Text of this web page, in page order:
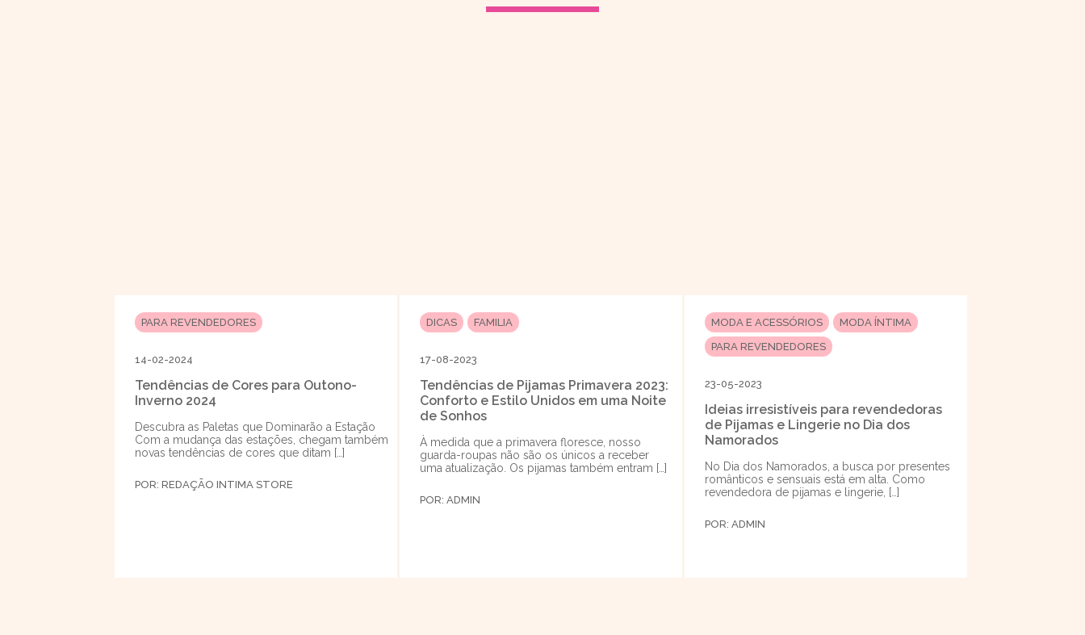
PARA REVENDEDORES
14-02-2024
Tendências de Cores para Outono-
Inverno 2024
Descubra as Paletas que Dominarão a Estação
Com a mudança das estações, chegam também
novas tendências de cores que ditam […]
POR: REDAÇÃO INTIMA STORE
DICAS FAMILIA
17-08-2023
Tendências de Pijamas Primavera 2023:
Conforto e Estilo Unidos em uma Noite
de Sonhos
À medida que a primavera floresce, nosso
guarda-roupas não são os únicos a receber
uma atualização. Os pijamas também entram […]
POR: ADMIN
MODA E ACESSÓRIOS
MODA ÍNTIMA
PARA REVENDEDORES
23-05-2023
Ideias irresistíveis para revendedoras
de Pijamas e Lingerie no Dia dos
Namorados
No Dia dos Namorados, a busca por presentes
românticos e sensuais está em alta. Como
revendedora de pijamas e lingerie, […]
POR: ADMIN